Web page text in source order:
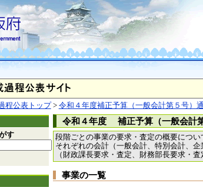
程公表トップ> 令和４年度補正予算（一般会計第５号）
す
令和４年度 補正予算（一般会計
段階ごとの事業の要求・査定の概要につい
それぞれの会計（一般会計、特別会計、
（財政課長要求・査定、財務部長要求・
事業の一覧